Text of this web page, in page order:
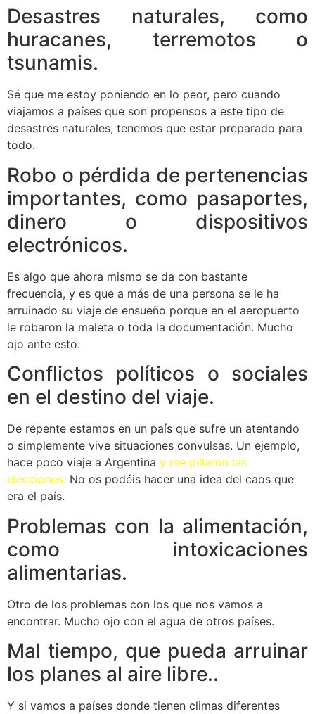
Desastres naturales, como
huracanes, terremotos o
tsunamis.
Sé que me estoy poniendo en lo peor, pero cuando
viajamos a países que son propensos a este tipo de
desastres naturales, tenemos que estar preparado para
todo.
Robo o pérdida de pertenencias
importantes, como pasaportes,
dinero o dispositivos
electrónicos.
Es algo que ahora mismo se da con bastante
frecuencia, y es que a más de una persona se le ha
arruinado su viaje de ensueño porque en el aeropuerto
le robaron la maleta o toda la documentación. Mucho
ojo ante esto.
Conflictos políticos o sociales
en el destino del viaje.
De repente estamos en un país que sufre un atentando
o simplemente vive situaciones convulsas. Un ejemplo,
hace poco viaje a Argentina y me pillaron las
elecciones. No os podéis hacer una idea del caos que
era el país.
Problemas con la alimentación,
como intoxicaciones
alimentarias.
Otro de los problemas con los que nos vamos a
encontrar. Mucho ojo con el agua de otros países.
Mal tiempo, que pueda arruinar
los planes al aire libre..
Y si vamos a países donde tienen climas diferentes